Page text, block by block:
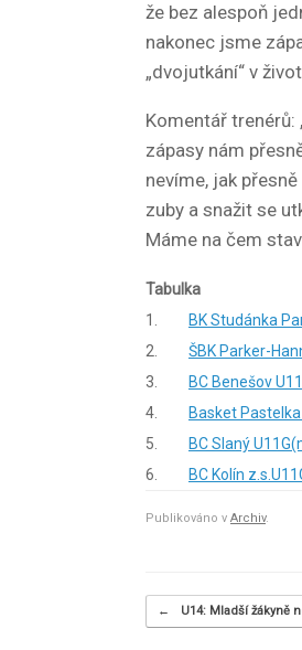
že bez alespoň
nakonec jsme
„dvojutkání“ v
Komentář trenérů:
zápasy nám
nevíme, jak
zuby a snažit se
Máme na čem
Tabulka
1.
BK Studánka
2.
ŠBK Parker-
3.
BC Benešov
4.
Basket
5.
BC Slaný
6.
BC Kolín
Publikováno v Archiv.
Navigace příspěvku
← U14: Mladší žákyně